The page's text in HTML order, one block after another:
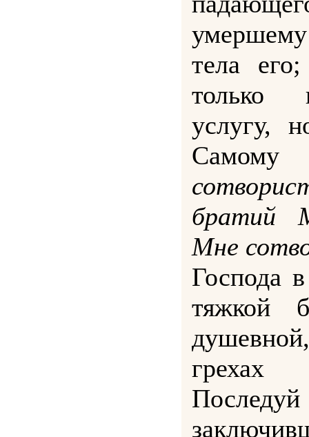
тела
только
услугу,
братий
Мне
Господа
тяжкой
грехах